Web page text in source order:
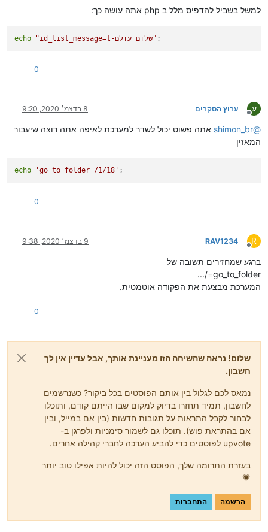
למשל בשביל להדפיס מלל ב php אתה עושה כך:
echo "id_list_message=t-שלום עולם" ;
0
ע
מנותק
ערוץ הסקרים 8 בדצמ׳ 2020, 9:20
@
shimon_br אתה פשוט יכול לשדר למערכת לאיפה אתה רוצה שיעבור
המאזין
echo 'go_to_folder=/1/18' ;
0
R
מנותק
RAV1234 9 בדצמ׳ 2020, 9:38
ברגע שמחזירים תשובה של
go_to_folder=/...
המערכת מבצעת את הפקודה אוטמטית.
0
שלום! נראה שהשיחה הזו מעניינת אותך, אבל עדיין אין לך
חשבון.
נמאס לכם לגלול בין אותם הפוסטים בכל ביקור? כשנרשמים
לחשבון, תמיד תחזרו בדיוק למקום שבו הייתם קודם, ותוכלו
לבחור לקבל התראות על תגובות חדשות (בין אם במייל, ובין
אם בהתראת פוש). תוכלו גם לשמור סימניות ולפרגן ב-
upvote לפוסטים כדי להביע הערכה לחברי קהילה אחרים.
בעזרת התרומה שלך, הפוסט הזה יכול להיות אפילו טוב יותר
💗
הרשמה התחברות